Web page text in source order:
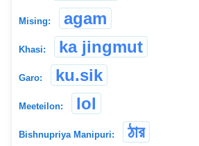
Mising: agam
Khasi: ka jingmut
Garo: ku.sik
Meeteilon: lol
Bishnupriya Manipuri: ঠার